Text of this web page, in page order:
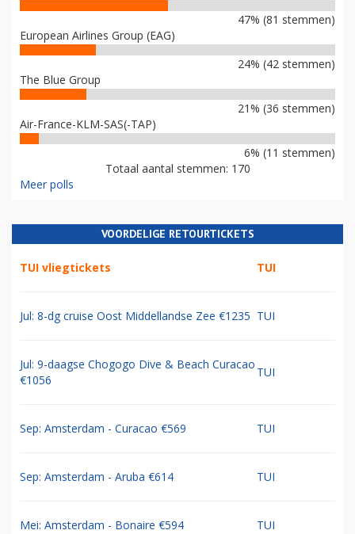
47% (81 stemmen)
European Airlines Group (EAG)
24% (42 stemmen)
The Blue Group
21% (36 stemmen)
Air-France-KLM-SAS(-TAP)
6% (11 stemmen)
Totaal aantal stemmen: 170
Meer polls
VOORDELIGE RETOURTICKETS
TUI vliegtickets TUI
Jul: 8-dg cruise Oost Middellandse Zee €1235 TUI
Jul: 9-daagse Chogogo Dive & Beach Curacao
€1056
TUI
Sep: Amsterdam - Curacao €569 TUI
Sep: Amsterdam - Aruba €614 TUI
Mei: Amsterdam - Bonaire €594 TUI